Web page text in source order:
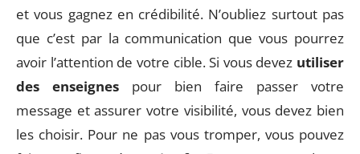
et vous gagnez en crédibilité. N’oubliez surtout pas
que c’est par la communication que vous pourrez
avoir l’attention de votre cible. Si vous devez utiliser
des enseignes pour bien faire passer votre
message et assurer votre visibilité, vous devez bien
les choisir. Pour ne pas vous tromper, vous pouvez